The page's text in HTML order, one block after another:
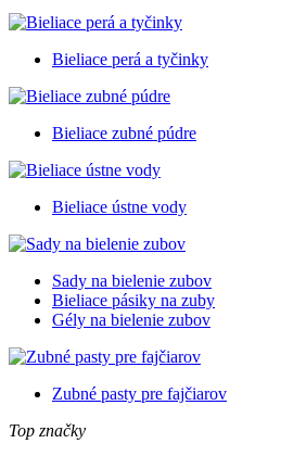
Bieliace perá a tyčinky
Bieliace zubné púdre
Bieliace ústne vody
Sady na bielenie zubov
Bieliace pásiky na zuby
Gély na bielenie zubov
Zubné pasty pre fajčiarov
Top značky